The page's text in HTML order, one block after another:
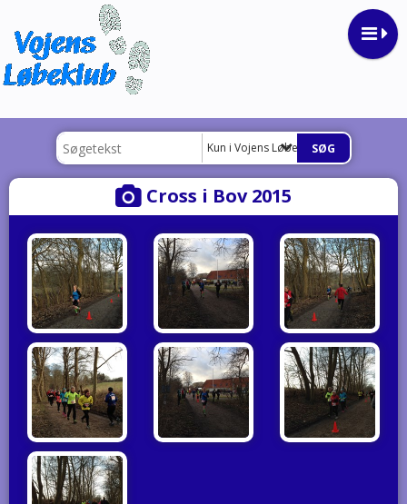
Kun i Vojens Løbeklub
Cross i Bov 2015